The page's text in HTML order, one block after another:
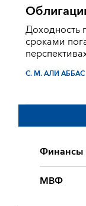
Доходность
сроками
С. M. AЛИ AББАС
Финансы
МВФ